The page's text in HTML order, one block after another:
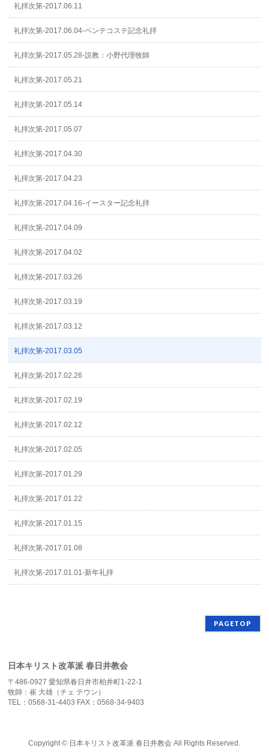
礼拝次第-2017.06.11
礼拝次第-2017.06.04-ペンテコステ記念礼拝
礼拝次第-2017.05.28-説教：小野代理牧師
礼拝次第-2017.05.21
礼拝次第-2017.05.14
礼拝次第-2017.05.07
礼拝次第-2017.04.30
礼拝次第-2017.04.23
礼拝次第-2017.04.16-イースター記念礼拝
礼拝次第-2017.04.09
礼拝次第-2017.04.02
礼拝次第-2017.03.26
礼拝次第-2017.03.19
礼拝次第-2017.03.12
礼拝次第-2017.03.05
礼拝次第-2017.02.26
礼拝次第-2017.02.19
礼拝次第-2017.02.12
礼拝次第-2017.02.05
礼拝次第-2017.01.29
礼拝次第-2017.01.22
礼拝次第-2017.01.15
礼拝次第-2017.01.08
礼拝次第-2017.01.01-新年礼拝
PAGETOP
日本キリスト改革派 春日井教会
〒486-0927 愛知県春日井市柏井町1-22-1
牧師：崔 大雄（チェ テウン）
TEL：0568-31-4403 FAX：0568-34-9403
Copyright © 日本キリスト改革派 春日井教会 All Rights Reserved.